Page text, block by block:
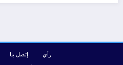
رأي إتصل بنا